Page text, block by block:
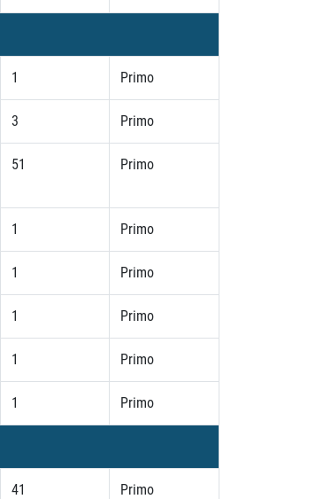
1 Primo
3 Primo
51 Primo
1 Primo
1 Primo
1 Primo
1 Primo
1 Primo
41 Primo